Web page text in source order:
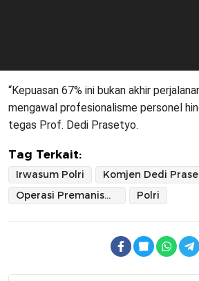
“Kepuasan 67% ini bukan akhir
mengawal profesionalisme personel
tegas Prof. Dedi Prasetyo.
Tag Terkait:
Irwasum Polri
Operasi Premanisme
Polri